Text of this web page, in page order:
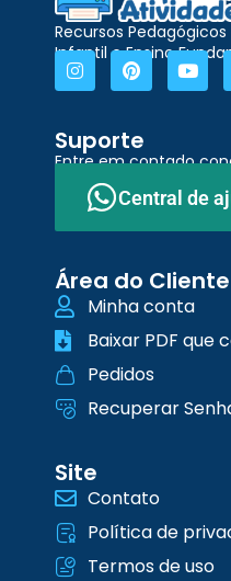
Recursos
Infantil e Ensino
Suporte
Entre em contado
Central de
Área do Cliente
Minha conta
Baixar PDF que
Pedidos
Recuperar
Site
Contato
Política de
Termos de uso